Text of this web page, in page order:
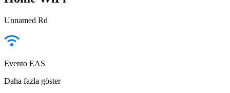
Unnamed Rd
Evento EAS
Daha fazla göster